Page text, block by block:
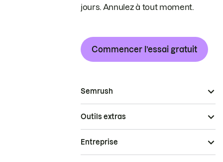
jours. Annulez à tout moment.
Commencer l’essai gratuit
Semrush
Outils extras
Entreprise